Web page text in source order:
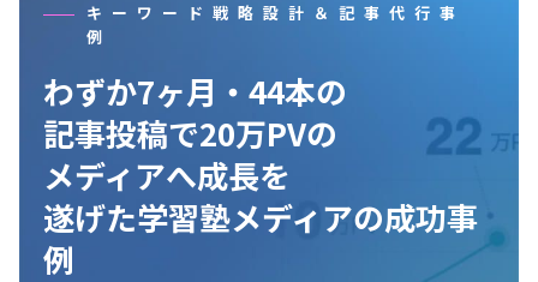
キーワード戦略設計＆記事代行事
例
わずか7ヶ月・44本の
記事投稿で20万PVの
メディアへ成長を
遂げた学習塾メディアの成功事
例